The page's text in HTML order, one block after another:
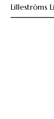
Lilleströms